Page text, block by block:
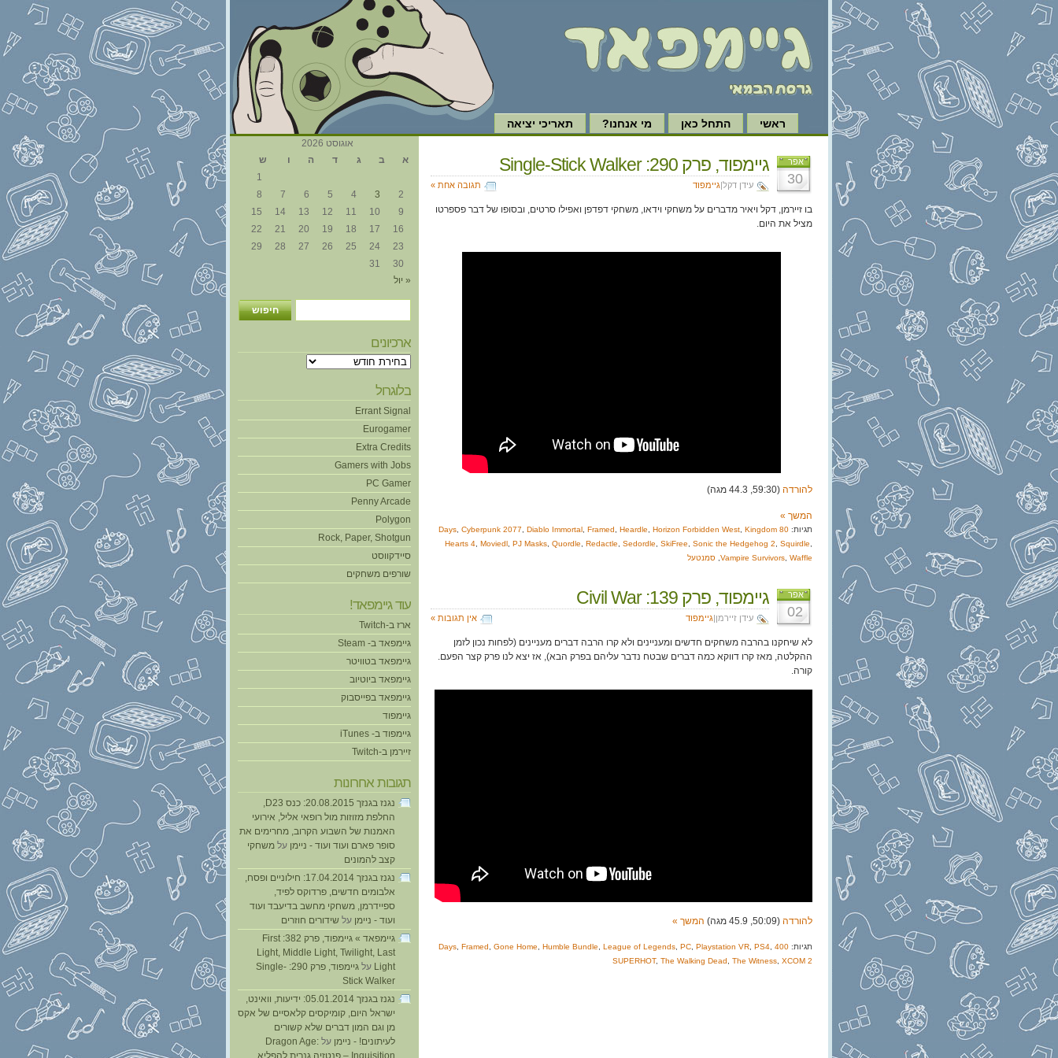
ראשי התחל כאן מי אנחנו? תאריכי יציאה
אפר
30
גיימפוד, פרק 290: Single-Stick Walker
עידן דקל|גיימפוד תגובה אחת »
בו זיירמן, דקל ויאיר מדברים על משחקי וידאו, משחקי דפדפן ואפילו סרטים, ובסופו של דבר פספרטו
מציל את היום.
להורדה (59:30, 44.3 מגה)
המשך »
תגיות: 80 Days
Cyberpunk 2077 Diablo Immortal Framed Heardle Horizon Forbidden West Kingdom
Hearts 4 Moviedl PJ Masks Quordle Redactle Sedordle SkiFree Sonic the Hedgehog 2 Squirdle
Vampire Survivors Waffle סמנטעל
אפר
02
גיימפוד, פרק 139: Civil War
עידן זיירמן|גיימפוד אין תגובות »
לא שיחקנו בהרבה משחקים חדשים ומעניינים ולא קרו הרבה דברים מעניינים (לפחות נכון לזמן
ההקלטה, מאז קרו דווקא כמה דברים שבטח נדבר עליהם בפרק הבא), אז יצא לנו פרק קצר הפעם.
קורה.
להורדה (50:09, 45.9 מגה) המשך »
תגיות: 400 Days
Framed Gone Home Humble Bundle League of Legends PC Playstation VR PS4
SUPERHOT, The Walking Dead The Witness XCOM 2
אוגוסט 2026
א
ב ג ד ה ו
ש
1
2
3
4
5
6
7
8
9
10
11
12
13
14
15
16
17
18
19
20
21
22
23
24
25
26
27
28
29
30
31
« יול
ארכיונים
ארכיונים
בלוגרול
Errant Signal
Eurogamer
Extra Credits
Gamers with Jobs
PC Gamer
Penny Arcade
Polygon
Rock, Paper, Shotgun
סיידקווסט
שורפים משחקים
עוד גיימפאד!
ארז ב-Twitch
גיימפאד ב- Steam
גיימפאד בטוויטר
גיימפאד ביוטיוב
גיימפאד בפייסבוק
גיימפוד
גיימפוד ב- iTunes
זיירמן ב-Twitch
תגובות אחרונות
נגנז בגנזך 20.08.2015: כנס D23,
החלפת מזוזות מול רופאי אליל, אירועי
האמנות של השבוע הקרוב, מחרימים את
סופר פארם ועוד ועוד - ניימן על משחקי
קצב להמונים
נגנז בגנזך 17.04.2014: חילוניים ופסח,
אלבומים חדשים, פרדוקס לפיד,
ספיידרמן, משחקי מחשב בדיעבד ועוד
ועוד - ניימן על שידורים חוזרים
גיימפאד » גיימפוד, פרק 382: First
Light, Middle Light, Twilight, Last
Light על
גיימפוד, פרק 290: Single-
Stick Walker
נגנז בגנזך 05.01.2014: ידיעות, וואינט,
ישראל היום, קומיקסים קלאסיים של אקס
מן וגם המון דברים שלא קשורים
לעיתונים! - ניימן על Dragon Age:
Inquisition – פנטזיה גנרית להפליא